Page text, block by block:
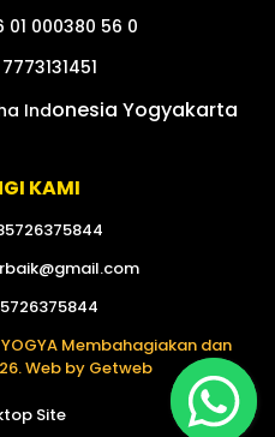
01 000380 56 0
Indonesia Yogyakarta
KAMI
YOGYA Membahagiakan dan
Web by Getweb
Site